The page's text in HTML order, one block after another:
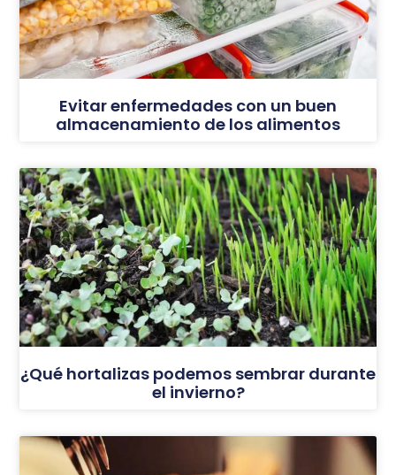
Evitar enfermedades con un buen
almacenamiento de los alimentos
¿Qué hortalizas podemos sembrar durante
el invierno?